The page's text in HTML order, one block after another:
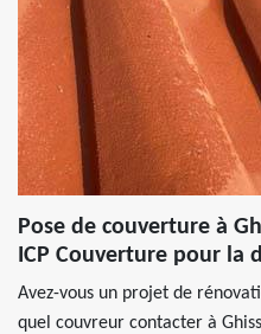
Pose de couverture à
ICP Couverture pour la
Avez-vous un projet de
quel couvreur contacter à